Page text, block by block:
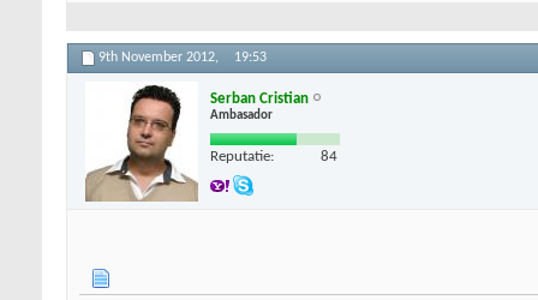
9th November 2012, 19:53
Serban Cristian
Ambasador
Reputatie: 84